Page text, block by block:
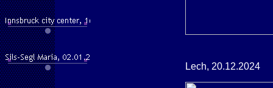
Lech, 20.12.2024